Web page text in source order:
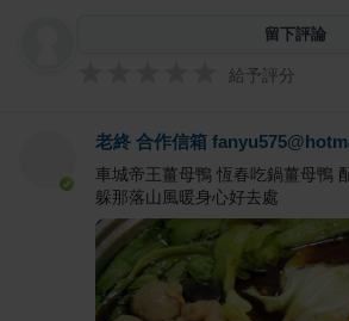
留下評論
給予評分
老終 合作信箱
車城帝王薑母鴨 恆春吃鍋薑母鴨
躲那落山風暖身心好去處